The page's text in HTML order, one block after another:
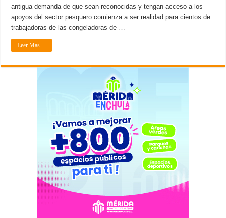
antigua demanda de que sean reconocidas y tengan acceso a los
apoyos del sector pesquero comienza a ser realidad para cientos de
trabajadoras de las congeladoras de …
Leer Mas ...